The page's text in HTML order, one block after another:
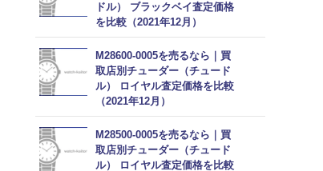
ドル） ブラックベイ査定価格
を比較（2021年12月）
M28600-0005を売るなら｜買
取店別チューダー（チュード
ル） ロイヤル査定価格を比較
（2021年12月）
M28500-0005を売るなら｜買
取店別チューダー（チュード
ル） ロイヤル査定価格を比較